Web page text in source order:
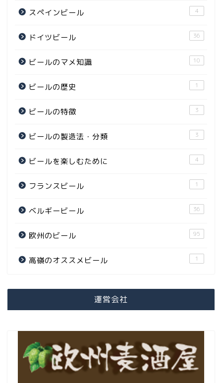
スペインビール 4
ドイツビール 36
ビールのマメ知識 10
ビールの歴史 1
ビールの特徴 3
ビールの製造法・分類 3
ビールを楽しむために 4
フランスビール 1
ベルギービール 36
欧州のビール 95
高嶺のオススメビール 1
運営会社